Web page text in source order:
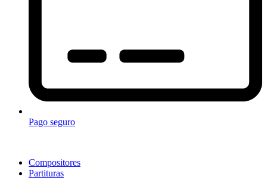
Pago seguro
Compositores
Partituras